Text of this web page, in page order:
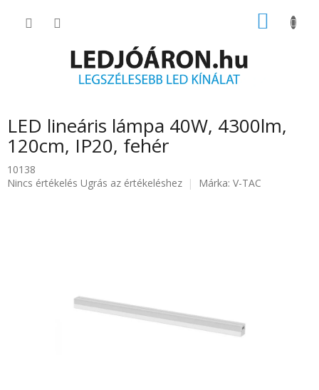
KOSÁR
LED lineáris lámpa 40W, 4300lm,
120cm, IP20, fehér
10138
A
Nincs értékelés Ugrás az értékeléshez Márka: V-TAC